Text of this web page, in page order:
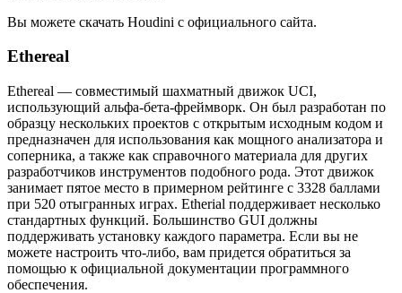
Вы можете скачать Houdini с официального сайта.
Ethereal
Ethereal — совмeстимый шахматный движок UCI,
использующий альфа-бета-фреймворк. Он был разработан по
образцу нескольких проектов с открытым исходным кодом и
предназначен для использования как мощного анализатора и
соперника, а также как справочного материала для других
разработчиков инструментов подобного рода. Этот движок
занимает пятое место в примерном рейтинге с 3328 баллами
при 520 отыгранных играх. Etherial поддерживает несколько
стандартных функций. Большинство GUI должны
поддерживать установку каждого параметра. Если вы не
можете настроить что-либо, вам придется обратиться за
помощью к официальной документации программного
обеспечения.